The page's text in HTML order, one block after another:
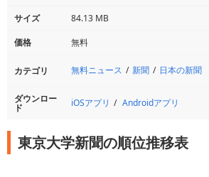
サイズ
84.13 MB
価格
無料
カテゴリ 無料ニュース 新聞 日本の新聞
ダウンロー
ド iOSアプリ Androidアプリ
東京大学新聞の順位推移表